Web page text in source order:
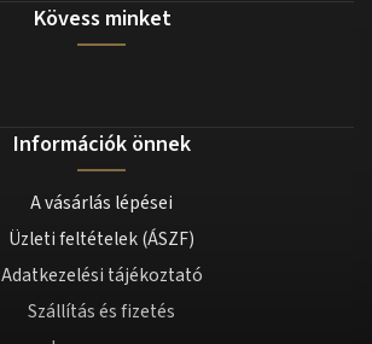
Kövess minket
Információk önnek
A vásárlás lépései
Üzleti feltételek (ÁSZF)
Adatkezelési tájékoztató
Szállítás és fizetés